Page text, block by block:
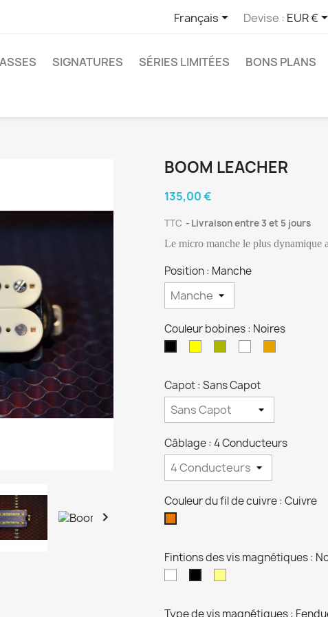
Français Devise : EUR €
SIGNATURES SÉRIES LIMITÉES BONS PLANS

BOOM LEACHER
135,00 €
TTC Livraison entre 3 et 5 jours
Le micro manche le plus dynamique
Position : Manche
Couleur bobines : Noires
Capot : Sans Capot
Câblage : 4 Conducteurs
Couleur du fil de cuivre : Cuivre
Fintions des vis magnétiques :
Type de vis magnétiques :